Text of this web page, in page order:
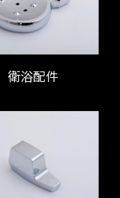
衛浴配件